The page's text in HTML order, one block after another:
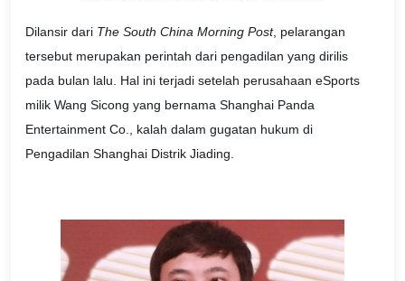
Dilansir dari The South China Morning Post, pelarangan
tersebut merupakan perintah dari pengadilan yang dirilis
pada bulan lalu. Hal ini terjadi setelah perusahaan eSports
milik Wang Sicong yang bernama Shanghai Panda
Entertainment Co., kalah dalam gugatan hukum di
Pengadilan Shanghai Distrik Jiading.